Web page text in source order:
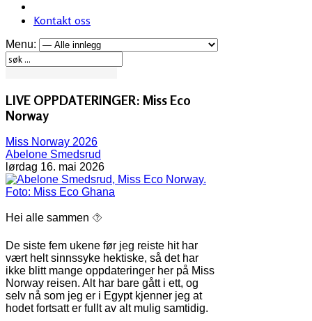
Kontakt oss
Menu:
LIVE OPPDATERINGER: Miss Eco
Norway
Miss Norway 2026
Abelone Smedsrud
lørdag 16. mai 2026
Hei alle sammen ⯑
De siste fem ukene før jeg reiste hit har
vært helt sinnssyke hektiske, så det har
ikke blitt mange oppdateringer her på Miss
Norway reisen. Alt har bare gått i ett, og
selv nå som jeg er i Egypt kjenner jeg at
hodet fortsatt er fullt av alt mulig samtidig.